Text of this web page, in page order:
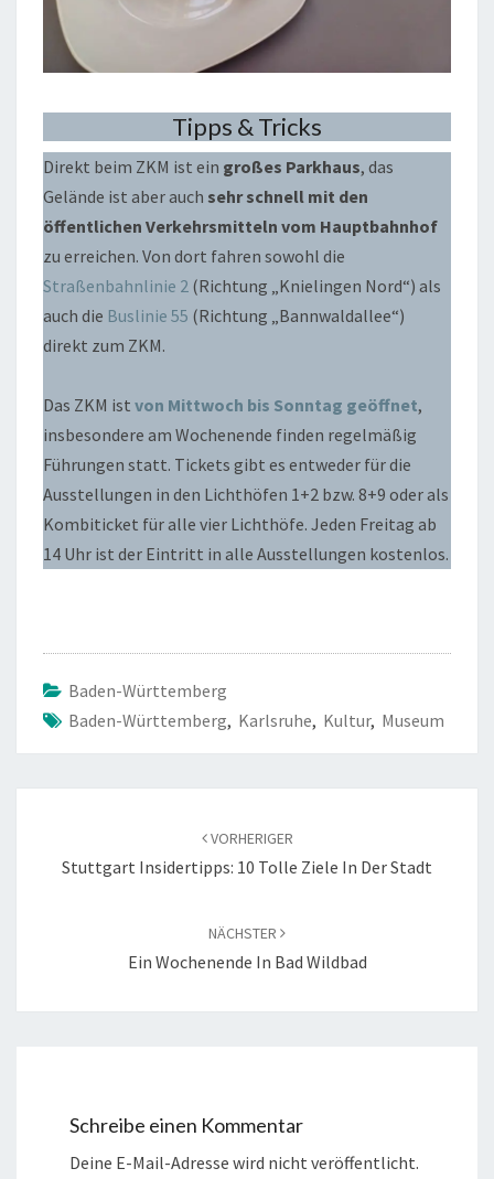
Tipps & Tricks
Direkt beim ZKM ist ein großes Parkhaus, das
Gelände ist aber auch sehr schnell mit den
öffentlichen Verkehrsmitteln vom Hauptbahnhof
zu erreichen. Von dort fahren sowohl die
Straßenbahnlinie 2 (Richtung „Knielingen Nord“) als
auch die Buslinie 55 (Richtung „Bannwaldallee“)
direkt zum ZKM.
Das ZKM ist von Mittwoch bis Sonntag geöffnet,
insbesondere am Wochenende finden regelmäßig
Führungen statt. Tickets gibt es entweder für die
Ausstellungen in den Lichthöfen 1+2 bzw. 8+9 oder als
Kombiticket für alle vier Lichthöfe. Jeden Freitag ab
14 Uhr ist der Eintritt in alle Ausstellungen kostenlos.
Baden-Württemberg
Baden-Württemberg, Karlsruhe, Kultur, Museum
VORHERIGER
Stuttgart Insidertipps: 10 Tolle Ziele In Der Stadt
NÄCHSTER
Ein Wochenende In Bad Wildbad
Schreibe einen Kommentar
Deine E-Mail-Adresse wird nicht veröffentlicht.